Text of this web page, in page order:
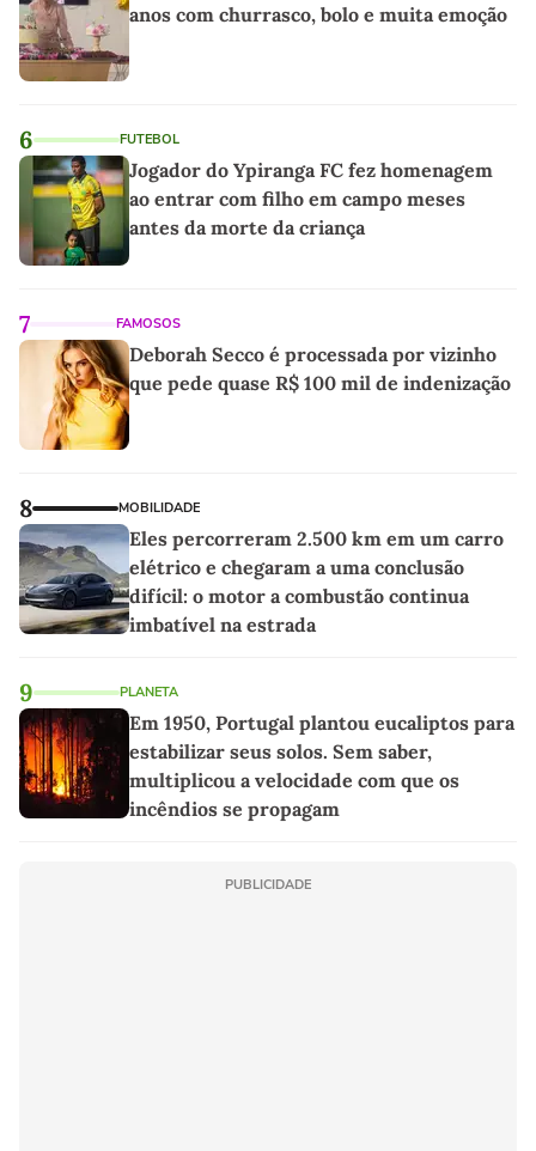
anos com churrasco, bolo e muita emoção
6 FUTEBOL
Jogador do Ypiranga FC fez homenagem
ao entrar com filho em campo meses
antes da morte da criança
7 FAMOSOS
Deborah Secco é processada por vizinho
que pede quase R$ 100 mil de indenização
8 MOBILIDADE
Eles percorreram 2.500 km em um carro
elétrico e chegaram a uma conclusão
difícil: o motor a combustão continua
imbatível na estrada
9 PLANETA
Em 1950, Portugal plantou eucaliptos para
estabilizar seus solos. Sem saber,
multiplicou a velocidade com que os
incêndios se propagam
PUBLICIDADE